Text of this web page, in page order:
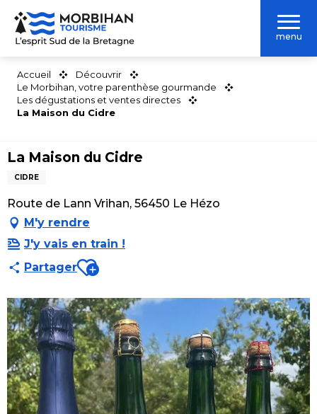
Aller
contenu
menu
Accueil
Découvrir
Le Morbihan, votre parenthèse gourmande
Les dégustations et ventes directes
La Maison du Cidre
La Maison du Cidre
CIDRE
Route de Lann Vrihan, 56450 Le Hézo
M'y rendre
J'y vais en train !
PartagerAjouter aux favoris